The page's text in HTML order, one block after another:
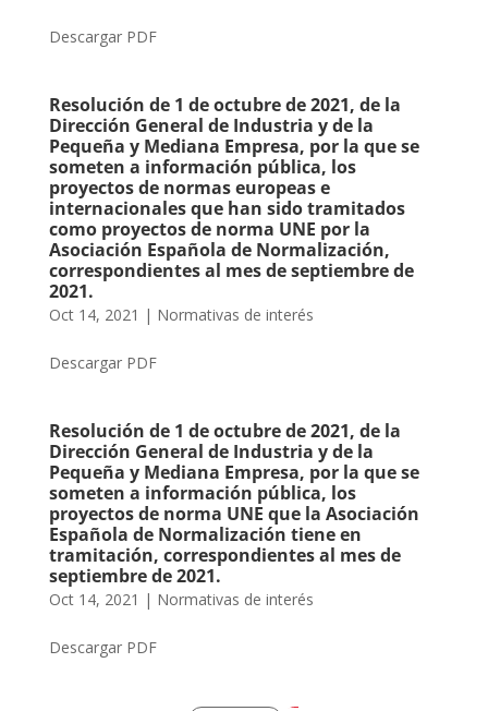
Descargar PDF
Resolución de 1 de octubre de 2021, de la
Dirección General de Industria y de la
Pequeña y Mediana Empresa, por la que se
someten a información pública, los
proyectos de normas europeas e
internacionales que han sido tramitados
como proyectos de norma UNE por la
Asociación Española de Normalización,
correspondientes al mes de septiembre de
2021.
Oct 14, 2021 | Normativas de interés
Descargar PDF
Resolución de 1 de octubre de 2021, de la
Dirección General de Industria y de la
Pequeña y Mediana Empresa, por la que se
someten a información pública, los
proyectos de norma UNE que la Asociación
Española de Normalización tiene en
tramitación, correspondientes al mes de
septiembre de 2021.
Oct 14, 2021 | Normativas de interés
Descargar PDF